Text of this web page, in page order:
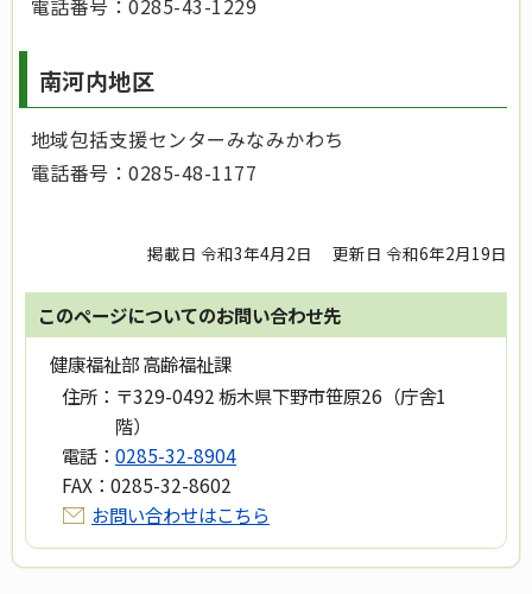
南河内地区
地域包括支援センターみなみかわち
電話番号：0285-48-1177
掲載日 令和3年4月2日 更新日 令和6年2月19日
このページについてのお問い合わせ先
健康福祉部 高齢福祉課
住所： 〒329-0492 栃木県下野市笹原26（庁舎1
階）
電話： 0285-32-8904
FAX： 0285-32-8602
お問い合わせはこちら